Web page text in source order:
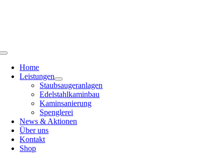
Toggle
NavigationHome
Leistungen
Staubsaugeranlagen
Edelstahlkaminbau
Kaminsanierung
Spenglerei
News & Aktionen
Über uns
Kontakt
Shop